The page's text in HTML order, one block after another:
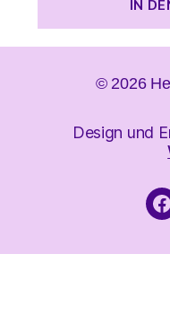
IN
© 2026
Design und